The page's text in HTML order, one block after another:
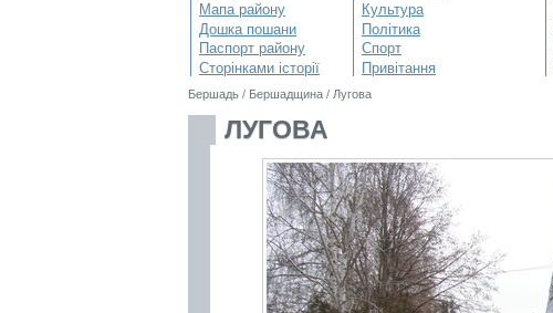
Мапа району
Дошка пошани
Паспорт району
Сторінками історії
Культура
Політика
Спорт
Привітання
Бершадь / Бершадщина / Лугова
ЛУГОВА